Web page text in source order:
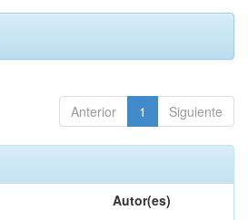
Anterior 1 Siguiente
Autor(es)